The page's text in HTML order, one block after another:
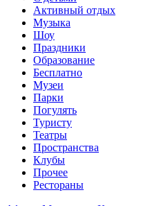
Активный отдых
Музыка
Шоу
Праздники
Образование
Бесплатно
Музеи
Парки
Погулять
Туристу
Театры
Пространства
Клубы
Прочее
Рестораны